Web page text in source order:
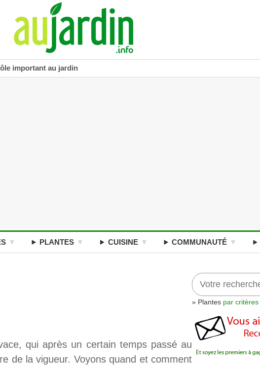
important au jardin
PLANTES CUISINE COMMUNAUTÉ
qui après un certain temps passé au
de la vigueur. Voyons quand et comment
» Plantes par critères